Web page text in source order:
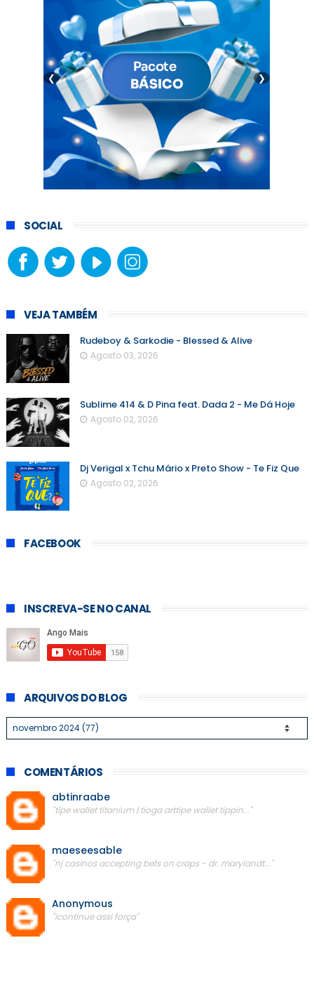
❮ ❯
SOCIAL
VEJA TAMBÉM
Rudeboy & Sarkodie - Blessed & Alive
Agosto 03, 2026
Sublime 414 & D Pina feat. Dada 2 - Me Dá Hoje
Agosto 02, 2026
Dj Verigal x Tchu Mário x Preto Show - Te Fiz Que
Agosto 02, 2026
FACEBOOK
INSCREVA-SE NO CANAL
ARQUIVOS DO BLOG
COMENTÁRIOS
abtinraabe
"tipe wallet titanium | tioga arttipe wallet tippin..."
maeseesable
"nj casinos accepting bets on craps - dr. marylandt..."
Anonymous
"icontinue assi força"